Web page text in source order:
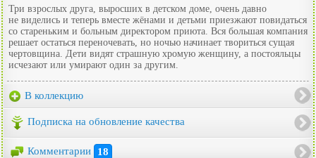
Три взрослых друга, выросших в детском доме, очень давно
не виделись и теперь вместе жёнами и детьми приезжают повидаться
со стареньким и больным директором приюта. Вся большая компания
решает остаться переночевать, но ночью начинает твориться сущая
чертовщина. Дети видят страшную хромую женщину, а постояльцы
исчезают или умирают один за другим.
В коллекцию
Подписка на обновление качества
Комментарии 18